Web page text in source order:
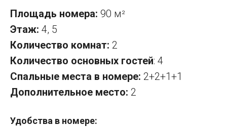
Площадь номера: 90 м²
Этаж: 4, 5
Количество комнат: 2
Количество основных гостей: 4
Спальные места в номере: 2+2+1+1
Дополнительное место: 2
Удобства в номере: